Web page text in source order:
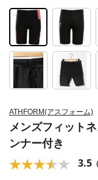
ATHFORM(アスフォーム)
メンズフィット
ンナー付き
3.5